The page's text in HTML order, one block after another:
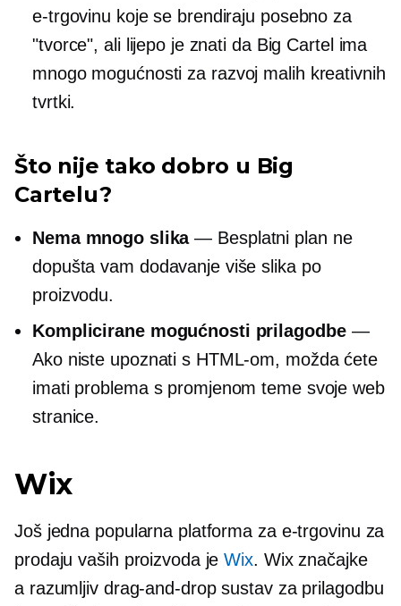
e-trgovinu koje se brendiraju posebno za
"tvorce", ali lijepo je znati da Big Cartel ima
mnogo mogućnosti za razvoj malih kreativnih
tvrtki.
Što nije tako dobro u Big
Cartelu?
Nema mnogo slika— Besplatni plan ne
dopušta vam dodavanje više slika po
proizvodu.
Komplicirane mogućnosti prilagodbe—
Ako niste upoznati s HTML-om, možda ćete
imati problema s promjenom teme svoje web
stranice.
Wix
Još jedna popularna platforma za e-trgovinu za
prodaju vaših proizvoda jeWix. Wix značajke
a razumljiv drag-and-dropsustav za prilagodbu